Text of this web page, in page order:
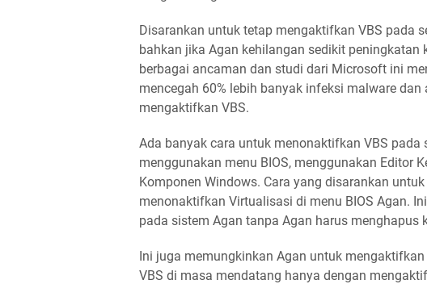
Disarankan untuk tetap mengaktifkan VBS pada
bahkan jika Agan kehilangan sedikit peningkatan
berbagai ancaman dan studi dari Microsoft ini
mencegah 60% lebih banyak infeksi malware
mengaktifkan VBS.
Ada banyak cara untuk menonaktifkan VBS
menggunakan menu BIOS, menggunakan Editor
Komponen Windows. Cara yang disarankan
menonaktifkan Virtualisasi di menu BIOS Agan.
pada sistem Agan tanpa Agan harus
Ini juga memungkinkan Agan untuk
VBS di masa mendatang hanya dengan